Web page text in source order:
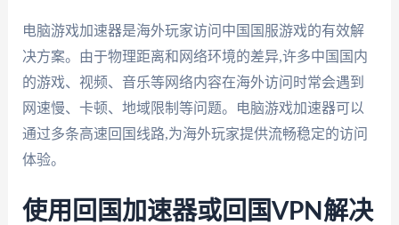
电脑游戏加速器是海外玩家访问中国国服游戏的有效解
决方案。由于物理距离和网络环境的差异,许多中国国内
的游戏、视频、音乐等网络内容在海外访问时常会遇到
网速慢、卡顿、地域限制等问题。电脑游戏加速器可以
通过多条高速回国线路,为海外玩家提供流畅稳定的访问
体验。
使用回国加速器或回国VPN解决